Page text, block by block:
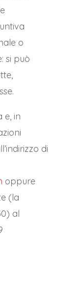
o
si può
e, in
di
oppure
(la
al